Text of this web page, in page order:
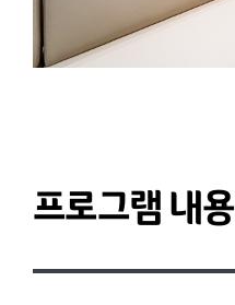
프로그램 내용